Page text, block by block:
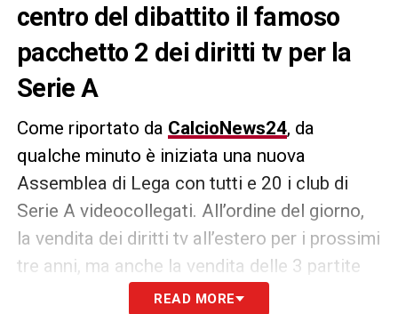
centro del dibattito il famoso
pacchetto 2 dei diritti tv per la
Serie A
Come riportato da CalcioNews24, da
qualche minuto è iniziata una nuova
Assemblea di Lega con tutti e 20 i club di
Serie A videocollegati. All’ordine del giorno,
la vendita dei diritti tv all’estero per i prossimi
tre anni, ma anche la vendita delle 3 partite
del “pacchetto 2” in co-esclusiva dopo che
READ MORE